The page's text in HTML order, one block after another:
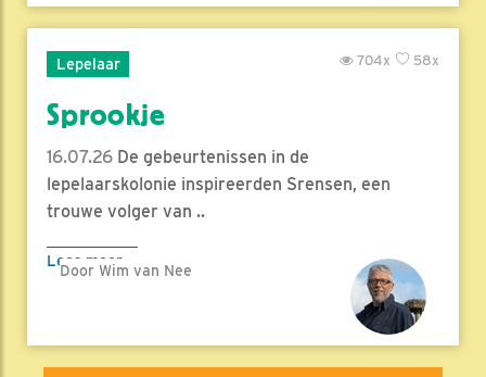
Lepelaar 58x
704x
Sprookje
16.07.26 De gebeurtenissen in de
lepelaarskolonie inspireerden Srensen, een
trouwe volger van ..
Lees meer
Door Wim van Nee